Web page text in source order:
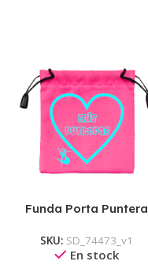
Funda Porta Puntera
SKU: SD_74473_v1
En stock